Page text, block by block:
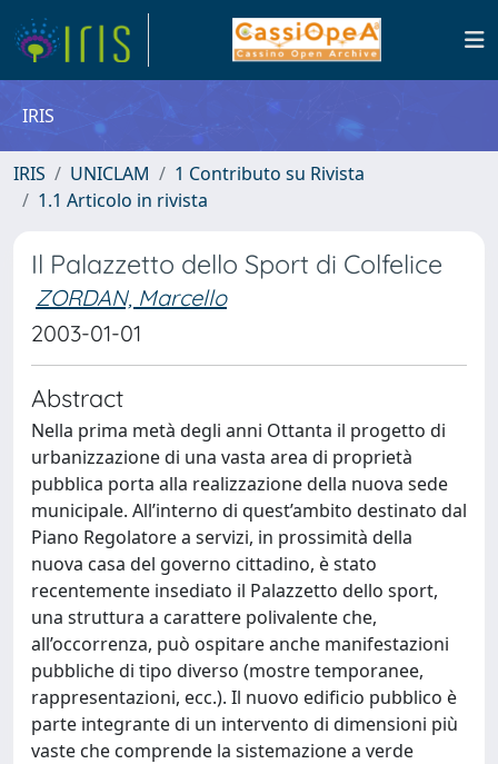
IRIS
IRIS UNICLAM
1 Contributo su Rivista
1.1 Articolo in rivista
Il Palazzetto dello Sport di Colfelice
ZORDAN, Marcello
2003-01-01
Abstract
Nella prima metà degli anni Ottanta il progetto di
urbanizzazione di una vasta area di proprietà
pubblica porta alla realizzazione della nuova sede
municipale. All’interno di quest’ambito destinato dal
Piano Regolatore a servizi, in prossimità della
nuova casa del governo cittadino, è stato
recentemente insediato il Palazzetto dello sport,
una struttura a carattere polivalente che,
all’occorrenza, può ospitare anche manifestazioni
pubbliche di tipo diverso (mostre temporanee,
rappresentazioni, ecc.). Il nuovo edificio pubblico è
parte integrante di un intervento di dimensioni più
vaste che comprende la sistemazione a verde